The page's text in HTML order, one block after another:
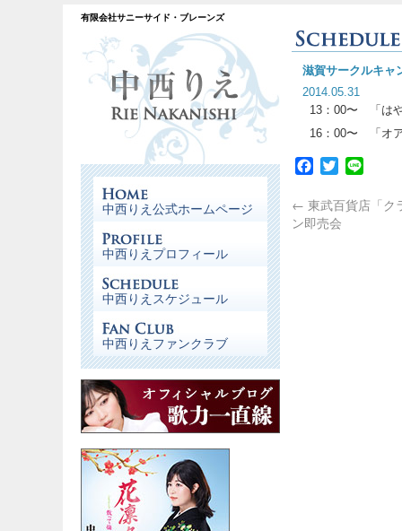
有限会社サニーサイド・ブレーンズ
滋賀サークルキャ
2014.05.31
13：00〜 「は
16：00〜 「オ
Facebook
Twitter
← 東武百貨店「ク
ン即売会
中西りえ公式ホームページ
中西りえプロフィール
中西りえスケジュール
中西りえファンクラブ